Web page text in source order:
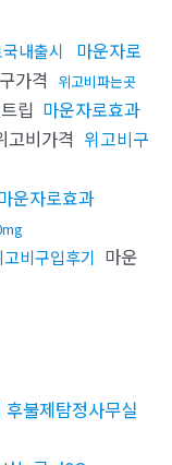
내출시
마운자로
가격 위고비파는곳
립 마운자로효과
고비가격 위고비구
운자로효과
고비구입후기 마운
불제탐정사무실